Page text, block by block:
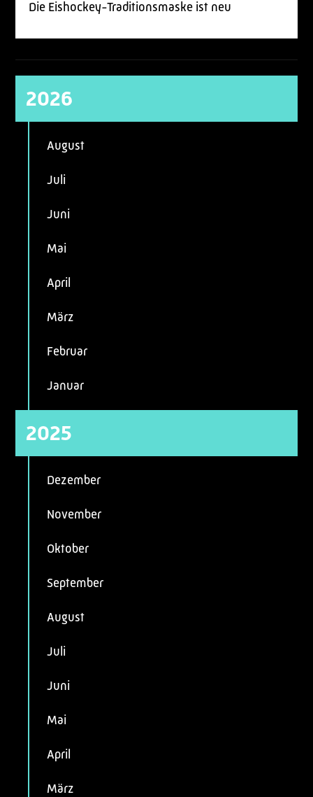
Die Eishockey-Traditionsmaske ist neu
2026
August
Juli
Juni
Mai
April
März
Februar
Januar
2025
Dezember
November
Oktober
September
August
Juli
Juni
Mai
April
März